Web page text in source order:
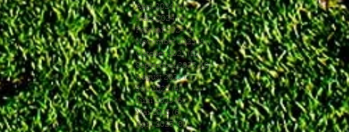
April 2024 (4)4 Beiträge
März 2024 (4)4 Beiträge
Februar 2024 (1)1 Beitrag
November 2023 (8)8 Beiträge
Oktober 2023 (12)12 Beiträge
September 2023 (10)10 Beiträge
August 2023 (7)7 Beiträge
Juli 2023 (4)4 Beiträge
Juni 2023 (6)6 Beiträge
Mai 2023 (6)6 Beiträge
April 2023 (8)8 Beiträge